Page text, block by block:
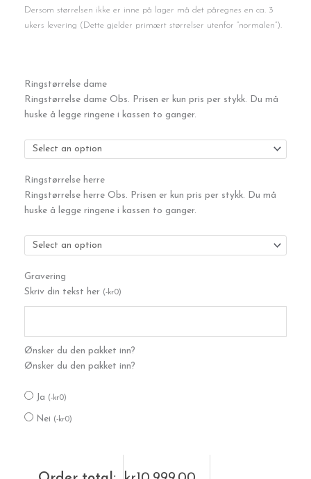
Dersom størrelsen ikke er inne på lager må det påregnes en ca. 3
ukers levering (Dette gjelder primært størrelser utenfor ”normalen”).
Ringstørrelse dame
Ringstørrelse dame Obs. Prisen er kun pris per stykk. Du må
huske å legge ringene i kassen to ganger.
Ringstørrelse herre
Ringstørrelse herre Obs. Prisen er kun pris per stykk. Du må
huske å legge ringene i kassen to ganger.
Gravering
Skriv din tekst her (-kr0)
Ønsker du den pakket inn?
Ønsker du den pakket inn?
Ja (-kr0)
Nei (-kr0)
hvitt
gull
-
antall